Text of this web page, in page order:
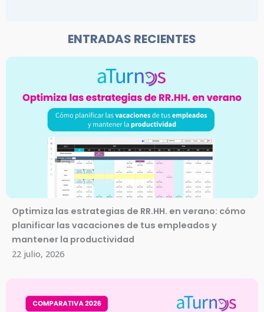
ENTRADAS RECIENTES
Optimiza las estrategias de RR.HH. en verano: cómo
planificar las vacaciones de tus empleados y
mantener la productividad
22 julio, 2026